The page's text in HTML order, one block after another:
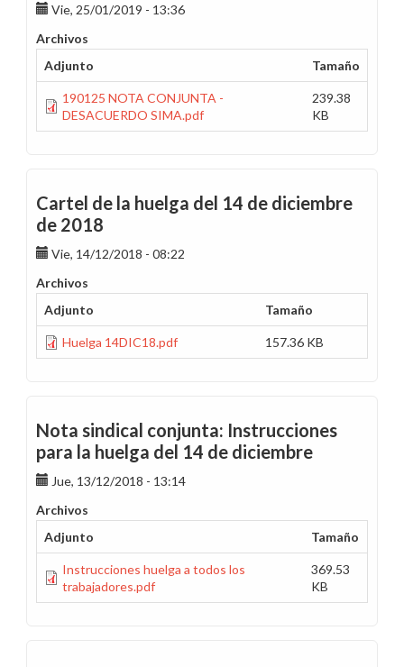
Vie, 25/01/2019 - 13:36
Archivos
Adjunto
Tamaño
190125 NOTA CONJUNTA -
DESACUERDO SIMA.pdf
239.38
KB
Cartel de la huelga del 14 de diciembre
de 2018
Vie, 14/12/2018 - 08:22
Archivos
Adjunto
Tamaño
Huelga 14DIC18.pdf 157.36 KB
Nota sindical conjunta: Instrucciones
para la huelga del 14 de diciembre
Jue, 13/12/2018 - 13:14
Archivos
Adjunto
Tamaño
Instrucciones huelga a todos los
trabajadores.pdf
369.53
KB